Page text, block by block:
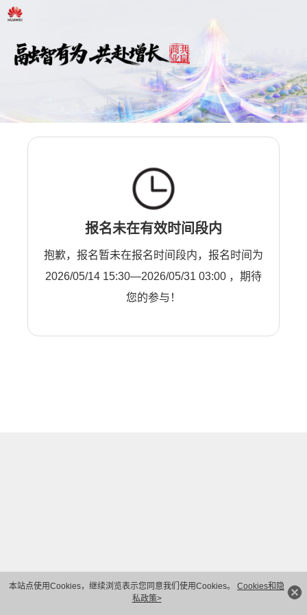
本站点使用Cookies，继续浏览表示您同意我们使用Cookies。 Cookies和隐
私政策>
报名未在有效时间段内
抱歉，报名暂未在报名时间段内，报名时间为
2026/05/14 15:30—2026/05/31 03:00 ，期待
您的参与！